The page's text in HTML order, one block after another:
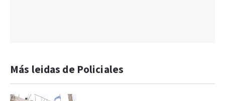
Más leidas de Policiales